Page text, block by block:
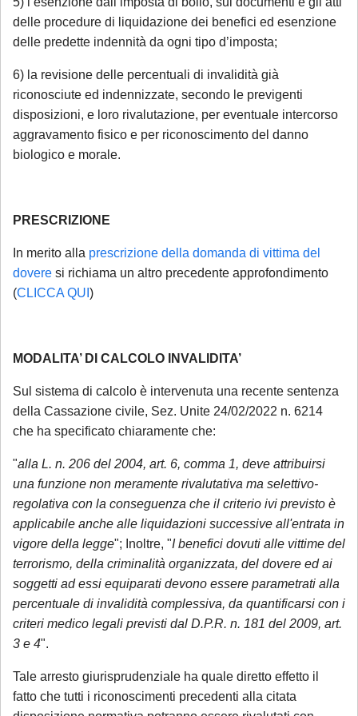
delle procedure di liquidazione dei benefici ed esenzione
delle predette indennità da ogni tipo d’imposta;
6) la revisione delle percentuali di invalidità già
riconosciute ed indennizzate, secondo le previgenti
disposizioni, e loro rivalutazione, per eventuale intercorso
aggravamento fisico e per riconoscimento del danno
biologico e morale.
PRESCRIZIONE
In merito alla prescrizione della domanda di vittima del
dovere si richiama un altro precedente approfondimento
(CLICCA QUI )
MODALITA’ DI CALCOLO INVALIDITA’
Sul sistema di calcolo è intervenuta una recente sentenza
della Cassazione civile, Sez. Unite 24/02/2022 n. 6214
che ha specificato chiaramente che:
"alla L. n. 206 del 2004, art. 6, comma 1, deve attribuirsi
una funzione non meramente rivalutativa ma selettivo-
regolativa con la conseguenza che il criterio ivi previsto è
applicabile anche alle liquidazioni successive all'entrata in
vigore della legge"; Inoltre, "I benefici dovuti alle vittime del
terrorismo, della criminalità organizzata, del dovere ed ai
soggetti ad essi equiparati devono essere parametrati alla
percentuale di invalidità complessiva, da quantificarsi con i
criteri medico legali previsti dal D.P.R. n. 181 del 2009, art.
3 e 4".
Tale arresto giurisprudenziale ha quale diretto effetto il
fatto che tutti i riconoscimenti precedenti alla citata
un compenso di€ 180,00, in ragione del
periodo di chiusura dello Studio.Si precisa
trattamento prioritario : l'appuntamento
sarà calendarizzato in base alla disponibilità
dei professionisti, in relazione all'urgenza
della questione posta. Se interessato, si
urgente esclusivamente per le seguenti
casistiche:
avviso di conclusione delle indagini ex
ricorsi, memorie e osservazioni con
periodo di chiusura,solo se
comunicate tempestivamente alla
notifica;
Per tali casistiche La invitiamo a descrivere
dettagliatamente la situazione in una
email: la Sua richiesta sarà evasa
esclusivamente tramite email di riscontro
da parte dello Studio, che indicherà le
modalità di gestione.
Se è già cliente dello Studio , le richieste
non strettamente urgenti (aggiornamenti
sullo stato della pratica, quesiti generali,
gestione adempimenti processuali